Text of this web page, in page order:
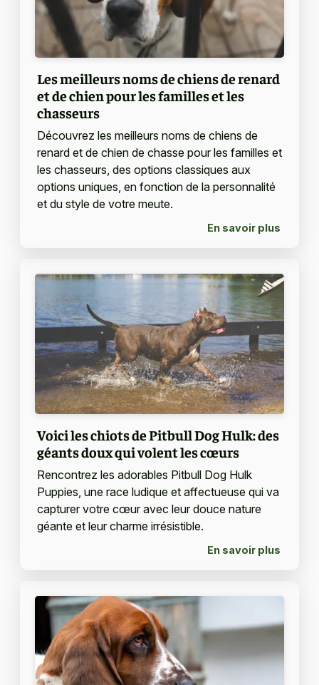
Les meilleurs noms de chiens de renard
et de chien pour les familles et les
chasseurs
Découvrez les meilleurs noms de chiens de
renard et de chien de chasse pour les familles et
les chasseurs, des options classiques aux
options uniques, en fonction de la personnalité
et du style de votre meute.
En savoir plus
Voici les chiots de Pitbull Dog Hulk: des
géants doux qui volent les cœurs
Rencontrez les adorables Pitbull Dog Hulk
Puppies, une race ludique et affectueuse qui va
capturer votre cœur avec leur douce nature
géante et leur charme irrésistible.
En savoir plus